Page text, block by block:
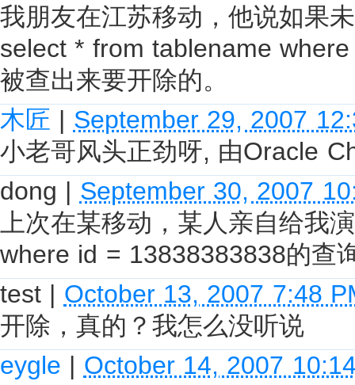
我朋友在江苏移动，他说如果
select * from tablename
被查出来要开除的。
木匠 | September 29, 2007
小老哥风头正劲呀, 由Oracle
dong | September 30, 2007
上次在某移动，某人亲自给我
where id = 13838383838的查
test | October 13, 2007 7:48
开除，真的？我怎么没听说
eygle | October 14, 2007